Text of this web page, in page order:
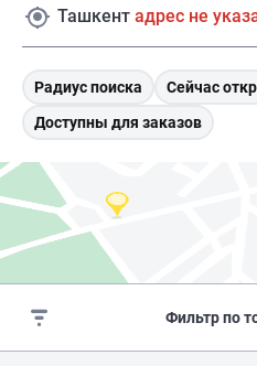
Ташкент адрес не
Радиус поиска Сейчас
Доступны для заказов
Фильтр по